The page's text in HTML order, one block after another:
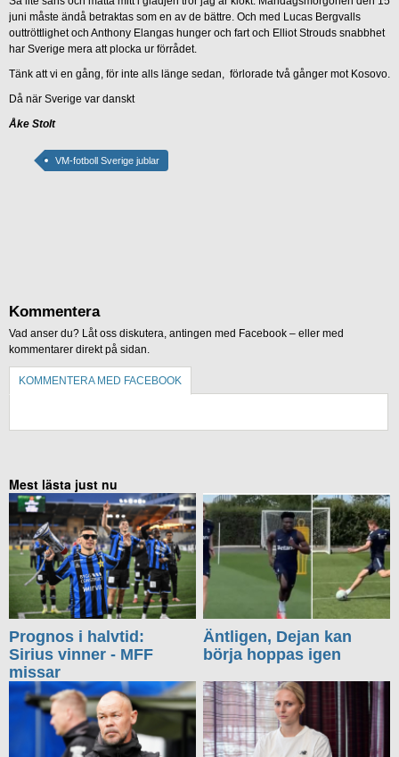
juni måste ändå betraktas som en av de bättre. Och med Lucas Bergvalls
outtröttlighet och Anthony Elangas hunger och fart och Elliot Strouds snabbhet
har Sverige mera att plocka ur förrådet.
Tänk att vi en gång, för inte alls länge sedan, förlorade två gånger mot Kosovo.
Då när Sverige var danskt
Åke Stolt
VM-fotboll Sverige jublar
Kommentera
Vad anser du? Låt oss diskutera, antingen med Facebook – eller med
kommentarer direkt på sidan.
KOMMENTERA MED FACEBOOK
Mest lästa just nu
Prognos i halvtid:
Sirius vinner - MFF
missar
Äntligen, Dejan kan
börja hoppas igen